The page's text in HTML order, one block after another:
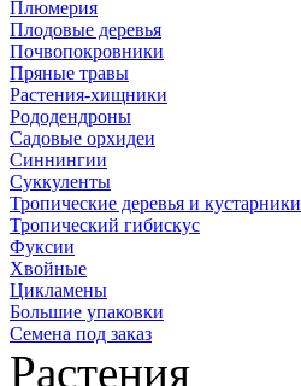
Плюмерия
Плодовые деревья
Почвопокровники
Пряные травы
Растения-хищники
Рододендроны
Садовые орхидеи
Синнингии
Суккуленты
Тропические деревья и кустарники
Тропический гибискус
Фуксии
Хвойные
Цикламены
Большие упаковки
Семена под заказ
Растения